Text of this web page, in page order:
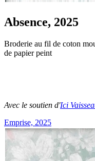
Absence, 2025
Broderie au fil de coton
de papier peint
Avec le soutien d'Ici
Emprise, 2025